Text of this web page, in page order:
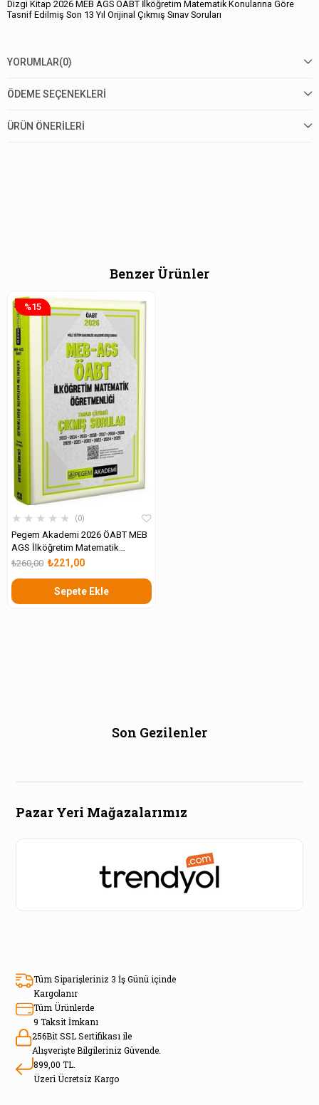
Dizgi Kitap 2026 MEB AGS ÖABT İlköğretim Matematik Konularına Göre
Tasnif Edilmiş Son 13 Yıl Orijinal Çıkmış Sınav Soruları
YORUMLAR(0)
ÖDEME SEÇENEKLERI
ÜRÜN ÖNERILERI
Benzer Ürünler
★ ★ ★ ★ ★ 0
Pegem Akademi 2026 ÖABT MEB
AGS İlköğretim Matematik
Öğretmenliği Çıkmış Sorular
₺221,00
₺260,00
Sepete Ekle
%15
Son Gezilenler
Pazar Yeri Mağazalarımız
Tüm Siparişleriniz 3 İş Günü içinde
Kargolanır
Tüm Ürünlerde
9 Taksit İmkanı
256Bit SSL Sertifikası ile
Alışverişte Bilgileriniz Güvende.
899,00 TL.
Üzeri Ücretsiz Kargo